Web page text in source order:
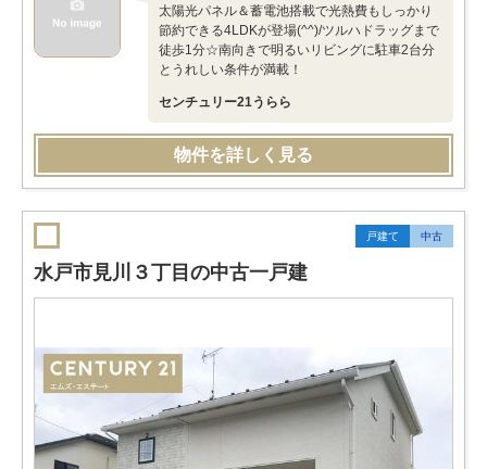
太陽光パネル＆蓄電池搭載で光熱費もしっかり
節約できる4LDKが登場(^^)/ツルハドラッグまで
徒歩1分☆南向きで明るいリビングに駐車2台分
とうれしい条件が満載！
センチュリー21うらら
物件を詳しく見る
戸建て 中古
水戸市見川３丁目の中古一戸建